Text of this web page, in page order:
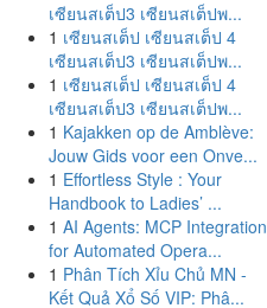
เซียนสเต็ป3 เซียนสเต็ปพ...
1 เซียนสเต็ป เซียนสเต็ป 4
เซียนสเต็ป3 เซียนสเต็ปพ...
1 เซียนสเต็ป เซียนสเต็ป 4
เซียนสเต็ป3 เซียนสเต็ปพ...
1 Kajakken op de Amblève:
Jouw Gids voor een Onve...
1 Effortless Style : Your
Handbook to Ladies’ ...
1 AI Agents: MCP Integration
for Automated Opera...
1 Phân Tích Xỉu Chủ MN -
Kết Quả Xổ Số VIP: Phâ...